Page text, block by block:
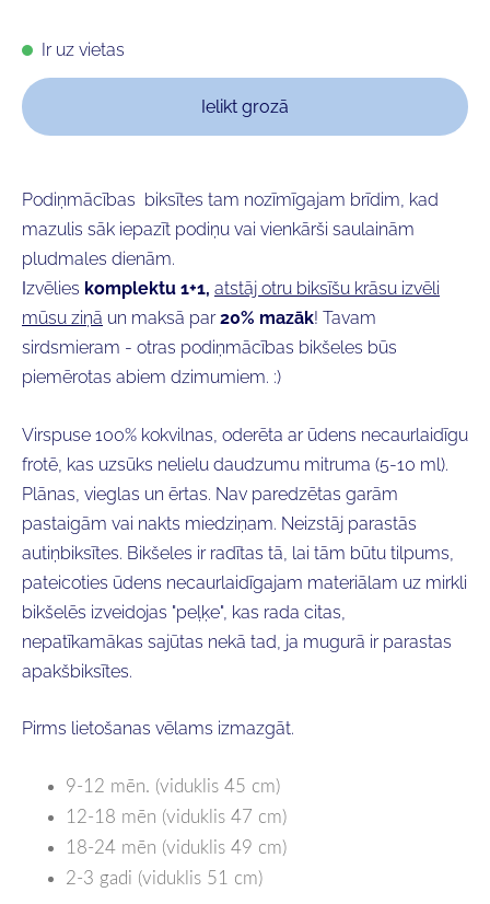
Ir uz vietas
Ielikt grozā
Podiņmācības biksītes tam nozīmīgajam brīdim, kad
mazulis sāk iepazīt podiņu vai vienkārši saulainām
pludmales dienām.
Izvēlies komplektu 1+1, atstāj otru biksīšu krāsu izvēli
mūsu ziņā un maksā par20% mazāk! Tavam
sirdsmieram - otras podiņmācības bikšeles būs
piemērotas abiem dzimumiem. :)
Virspuse 100% kokvilnas, oderēta ar ūdens necaurlaidīgu
frotē, kas uzsūks nelielu daudzumu mitruma (5-10 ml).
Plānas, vieglas un ērtas. Nav paredzētas garām
pastaigām vai nakts miedziņam. Neizstāj parastās
autiņbiksītes. Bikšeles ir radītas tā, lai tām būtu tilpums,
pateicoties ūdens necaurlaidīgajam materiālam uz mirkli
bikšelēs izveidojas "peļķe", kas rada citas,
nepatīkamākas sajūtas nekā tad, ja mugurā ir parastas
apakšbiksītes.
Pirms lietošanas vēlams izmazgāt.
9-12 mēn. (viduklis 45 cm)
12-18 mēn (viduklis 47 cm)
18-24 mēn (viduklis 49 cm)
2-3 gadi (viduklis 51 cm)